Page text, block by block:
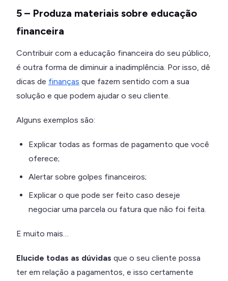
5 – Produza materiais sobre educação
financeira
Contribuir com a educação financeira do seu público,
é outra forma de diminuir a inadimplência. Por isso, dê
dicas de finanças que fazem sentido com a sua
solução e que podem ajudar o seu cliente.
Alguns exemplos são:
Explicar todas as formas de pagamento que você
oferece;
Alertar sobre golpes financeiros;
Explicar o que pode ser feito caso deseje
negociar uma parcela ou fatura que não foi feita.
E muito mais…
Elucide todas as dúvidas que o seu cliente possa
ter em relação a pagamentos, e isso certamente